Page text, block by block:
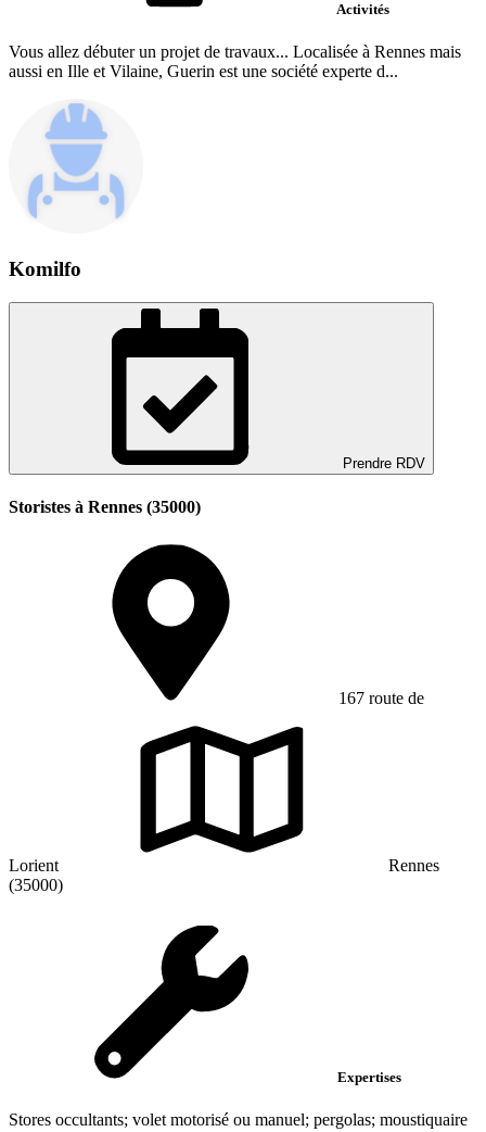
Activités
Vous allez débuter un projet de travaux... Localisée à Rennes mais
aussi en Ille et Vilaine, Guerin est une société experte d...
Komilfo
Prendre RDV
Storistes à Rennes (35000)
167 route de
Lorient
Rennes
(35000)
Expertises
Stores occultants; volet motorisé ou manuel; pergolas; moustiquaire